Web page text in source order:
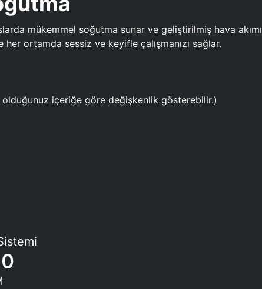
mükemmel soğutma sunar ve geliştirilmiş hava akımı
ortamda sessiz ve keyifle çalışmanızı sağlar.
içeriğe göre değişkenlik gösterebilir.)